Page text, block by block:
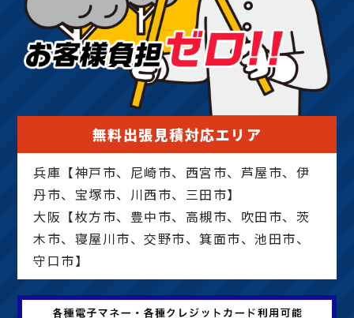
無料出張見積対応エリア
兵庫【神戸市、尼崎市、西宮市、芦屋市、伊
丹市、宝塚市、川西市、三田市】
大阪【枚方市、豊中市、高槻市、吹田市、茨
木市、寝屋川市、交野市、箕面市、池田市、
守口市】